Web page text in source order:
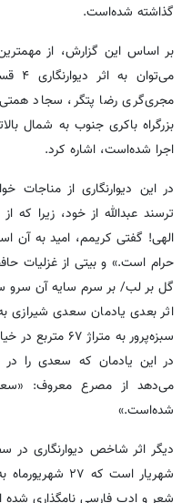
گذاشته شده‌است.
بر اساس این گزارش، از
مجری‌گری رضا پتگر، سجاد
اجرا شده‌است، اشاره کرد.
در این دیوارنگاری از مناجات
ترسند عبدالله از خود، زیرا که
الهی! گفتی کریمم، امید به آن
حرام است‌.» و بیتی از غزلیات
گل بر لب/ بر سرم سایه آن سرو
اثر بعدی یادمان سعدی شیرازی
سبزه‌پرور به
در این یادمان که سعدی را
می‌دهد از مصرع معروف:
شده‌است.»
دیگر اثر شاخص دیوارنگاری در
شهریار است که